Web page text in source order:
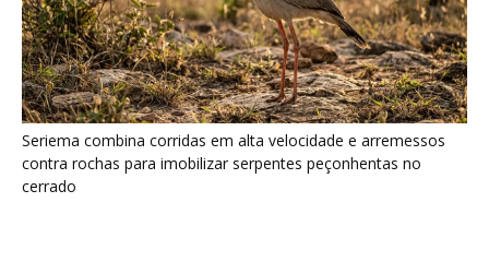
Seriema combina corridas em alta velocidade e arremessos
contra rochas para imobilizar serpentes peçonhentas no
cerrado